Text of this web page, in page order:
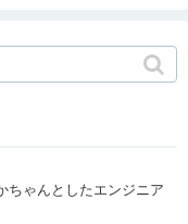
ちゃんとしたエンジニア